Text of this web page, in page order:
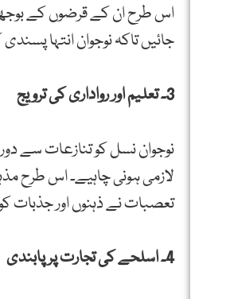
اس طرح ان کے قرضوں کے بوجھ
جائیں تاکہ نوجوان انتہا
3۔ تعلیم اور رواداری کی ترویج
نوجوان نسل کو تنازعات سے
لازمی ہونی چاہیے۔ اس طرح
تعصبات نے ذہنوں اور جذبات
4۔ اسلحے کی تجارت پر پابندی